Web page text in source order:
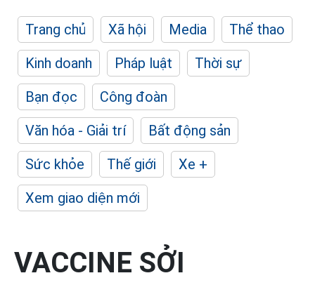
Trang chủ Xã hội Media
Thể thao
Kinh doanh
Pháp luật
Thời sự
Bạn đọc
Công đoàn
Văn hóa - Giải trí
Bất động sản
Sức khỏe
Thế giới
Xe +
Xem giao diện mới
VACCINE SỞI